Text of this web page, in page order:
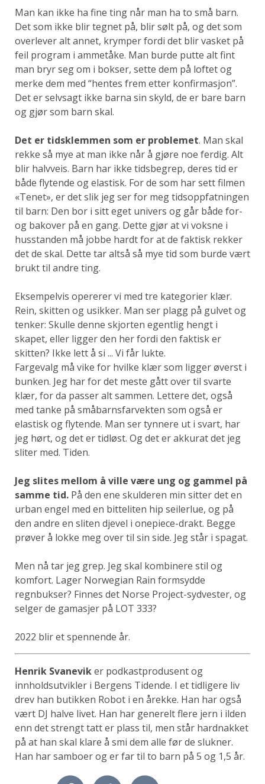
Man kan ikke ha fine ting når man ha to små barn.
Det som ikke blir tegnet på, blir sølt på, og det som
overlever alt annet, krymper fordi det blir vasket på
feil program i ammetåke. Man burde putte alt fint
man bryr seg om i bokser, sette dem på loftet og
merke dem med “hentes frem etter konfirmasjon”.
Det er selvsagt ikke barna sin skyld, de er bare barn
og gjør som barn skal.
Det er tidsklemmen som er problemet. Man skal
rekke så mye at man ikke når å gjøre noe ferdig. Alt
blir halvveis. Barn har ikke tidsbegrep, deres tid er
både flytende og elastisk. For de som har sett filmen
«Tenet», er det slik jeg ser for meg tidsoppfatningen
til barn: Den bor i sitt eget univers og går både for-
og bakover på en gang. Dette gjør at vi voksne i
husstanden må jobbe hardt for at de faktisk rekker
det de skal. Dette tar altså så mye tid som burde vært
brukt til andre ting.
Eksempelvis opererer vi med tre kategorier klær.
Rein, skitten og usikker. Man ser plagg på gulvet og
tenker: Skulle denne skjorten egentlig hengt i
skapet, eller ligger den her fordi den faktisk er
skitten? Ikke lett å si ... Vi får lukte.
Fargevalg må vike for hvilke klær som ligger øverst i
bunken. Jeg har for det meste gått over til svarte
klær, for da passer alt sammen. Lettere det, også
med tanke på småbarnsfarvekten som også er
elastisk og flytende. Man ser tynnere ut i svart, har
jeg hørt, og det er tidløst. Og det er akkurat det jeg
sliter med. Tiden.
Jeg slites mellom å ville være ung og gammel på
samme tid. På den ene skulderen min sitter det en
urban engel med en bitteliten hip seilerlue, og på
den andre en sliten djevel i onepiece-drakt. Begge
prøver å lokke meg over til sin side. Jeg står i spagat.
Men nå tar jeg grep. Jeg skal kombinere stil og
komfort. Lager Norwegian Rain formsydde
regnbukser? Finnes det Norse Project-sydvester, og
selger de gamasjer på LOT 333?
2022 blir et spennende år.
Henrik Svaneviker podkastprodusent og
innholdsutvikler i Bergens Tidende. I et tidligere liv
drev han butikken Robot i en årekke. Han har også
vært DJ halve livet. Han har generelt flere jern i ilden
enn det strengt tatt er plass til, men står hardnakket
på at han skal klare å smi dem alle før de slukner.
Han har samboer og er far til to barn på 5 og 1,5 år.